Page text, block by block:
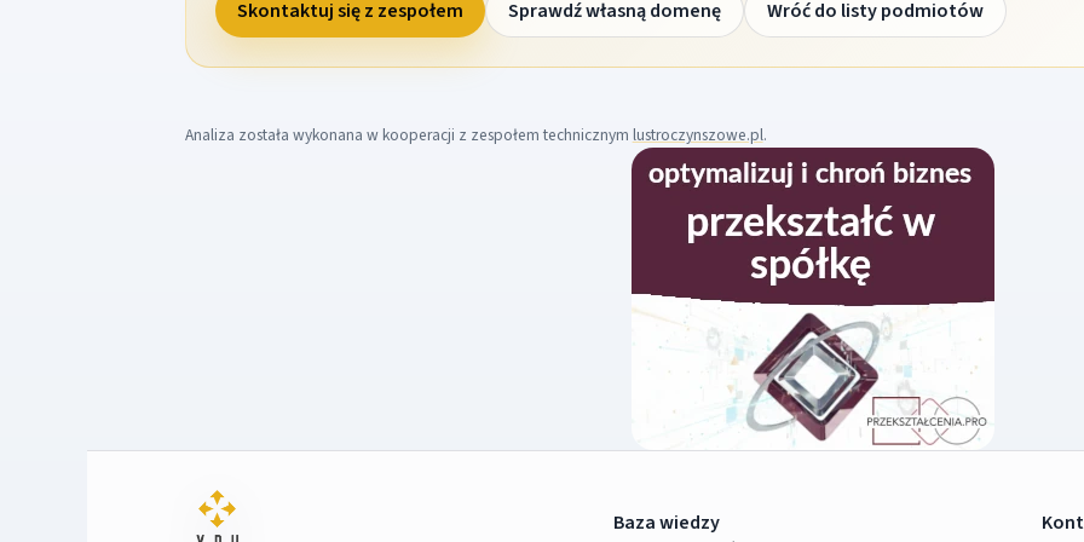
Skontaktuj się z zespołem Sprawdź własną domenę Wróć do listy podmiotów
Analiza została wykonana w kooperacji z zespołem technicznym lustroczynszowe.pl.
Baza wiedzy